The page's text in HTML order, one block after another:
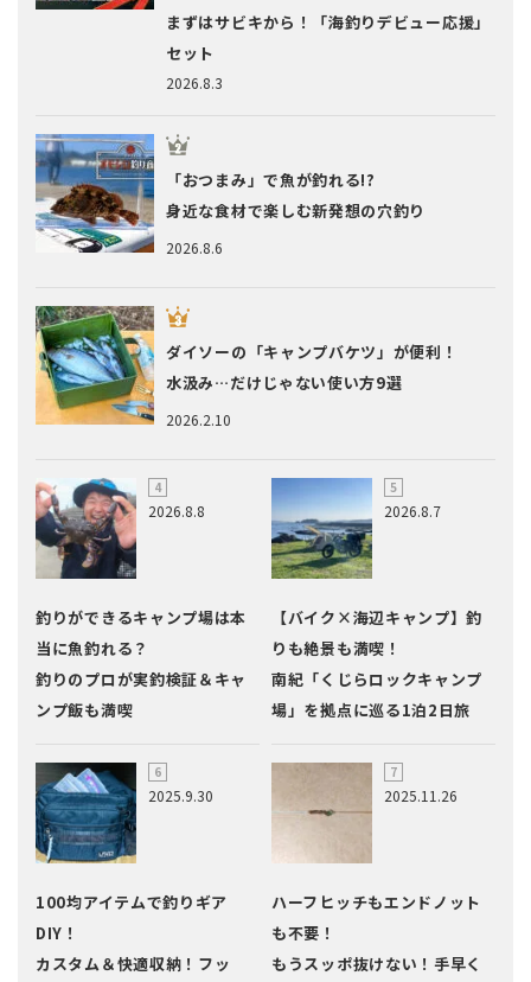
2026.8.3
まずはサビキから！「海釣りデビュー応援」
セット
2026.8.6
「おつまみ」で魚が釣れる!?
身近な食材で楽しむ新発想の穴釣り
2026.2.10
ダイソーの「キャンプバケツ」が便利！
水汲み…だけじゃない使い方9選
2026.8.8
釣りができるキャンプ場は本
当に魚釣れる？
釣りのプロが実釣検証＆キャ
ンプ飯も満喫
2026.8.7
【バイク×海辺キャンプ】釣
りも絶景も満喫！
南紀「くじらロックキャンプ
場」を拠点に巡る1泊2日旅
2025.9.30
100均アイテムで釣りギア
DIY！
カスタム＆快適収納！フッ
2025.11.26
ハーフヒッチもエンドノット
も不要！
もうスッポ抜けない！手早く